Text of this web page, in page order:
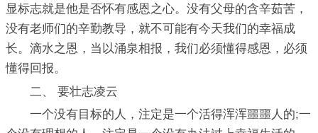
显标志就是他是否怀有感恩之心。没有父母的含辛茹苦，
没有老师们的辛勤教导，就不可能有今天我们的幸福成
长。滴水之恩，当以涌泉相报，我们必须懂得感恩，必须
懂得回报。
二、 要壮志凌云
一个没有目标的人，注定是一个活得浑浑噩噩人的;一